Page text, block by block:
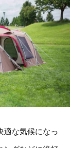
適な気候になっ